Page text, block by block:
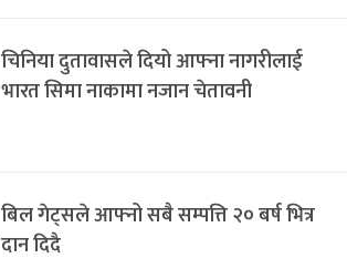
चिनिया दुतावासले दियो आफ्ना नागरीलाई
भारत सिमा नाकामा नजान चेतावनी
बिल गेट्सले आफ्नो सबै सम्पत्ति २० बर्ष भित्र
दान दिदै